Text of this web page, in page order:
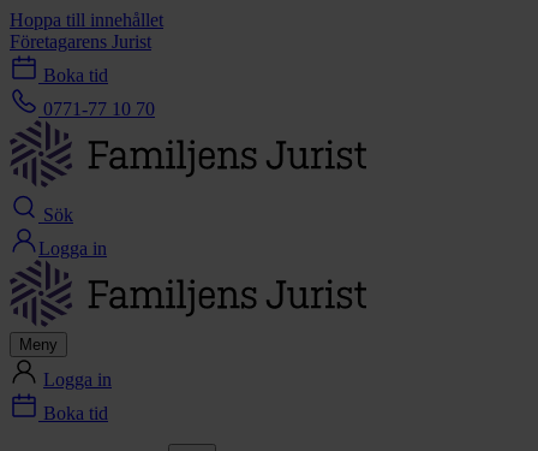
Hoppa till innehållet
Företagarens Jurist
Boka tid
0771-77 10 70
Sök
Logga in
Meny
Logga in
Boka tid